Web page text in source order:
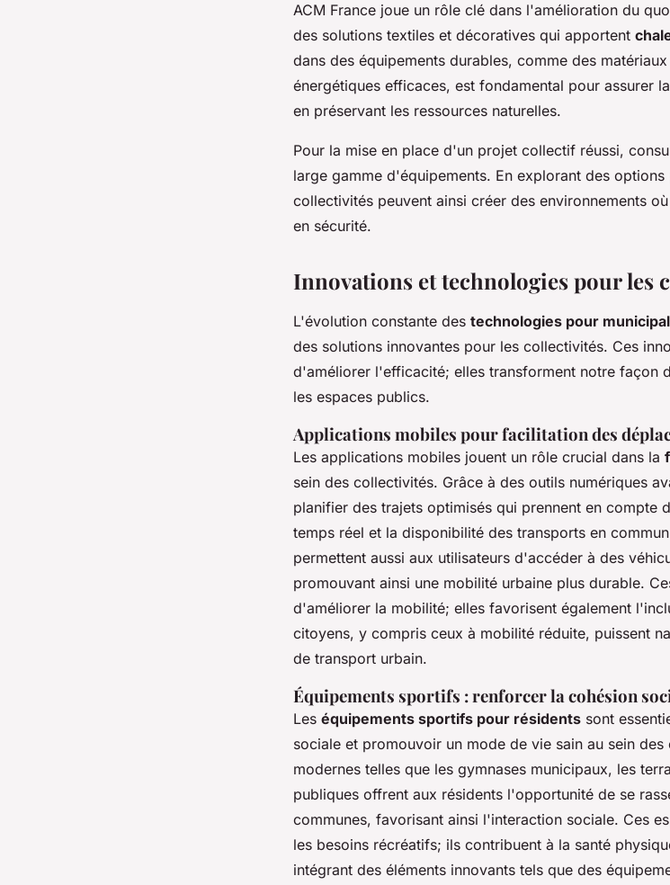
ACM France joue un rôle clé dans l'amélioration du
des solutions textiles et décoratives qui apportent
dans des équipements durables, comme des
énergétiques efficaces, est fondamental pour assurer
en préservant les ressources naturelles.
Pour la mise en place d'un projet collectif réussi,
large gamme d'équipements. En explorant des
collectivités peuvent ainsi créer des environnements
en sécurité.
Innovations et technologies pour les
L'évolution constante des technologies pour
des solutions innovantes pour les collectivités. Ces
d'améliorer l'efficacité; elles transforment notre façon
les espaces publics.
Applications mobiles pour facilitation des
Les applications mobiles jouent un rôle crucial dans la
sein des collectivités. Grâce à des outils numériques
planifier des trajets optimisés qui prennent en compte
temps réel et la disponibilité des transports en
permettent aussi aux utilisateurs d'accéder à des
promouvant ainsi une mobilité urbaine plus durable.
d'améliorer la mobilité; elles favorisent également
citoyens, y compris ceux à mobilité réduite, puissent
de transport urbain.
Équipements sportifs : renforcer la cohésion
Les équipements sportifs pour résidents sont
sociale et promouvoir un mode de vie sain au sein
modernes telles que les gymnases municipaux, les
publiques offrent aux résidents l'opportunité de se
communes, favorisant ainsi l'interaction sociale. Ces
les besoins récréatifs; ils contribuent à la santé
intégrant des éléments innovants tels que des